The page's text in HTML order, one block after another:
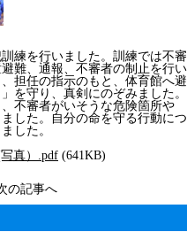
練を行いました。訓練では不審
難、通報、不審者の制止を行い
担任の指示のもと、体育館へ避
を守り、真剣にのぞみました。
不審者がいそうな危険箇所や
した。自分の命を守る行動につ
した。
真）.pdf (641KB)
の記事へ